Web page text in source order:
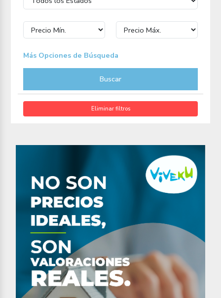
Más Opciones de Búsqueda
Buscar
Eliminar filtros